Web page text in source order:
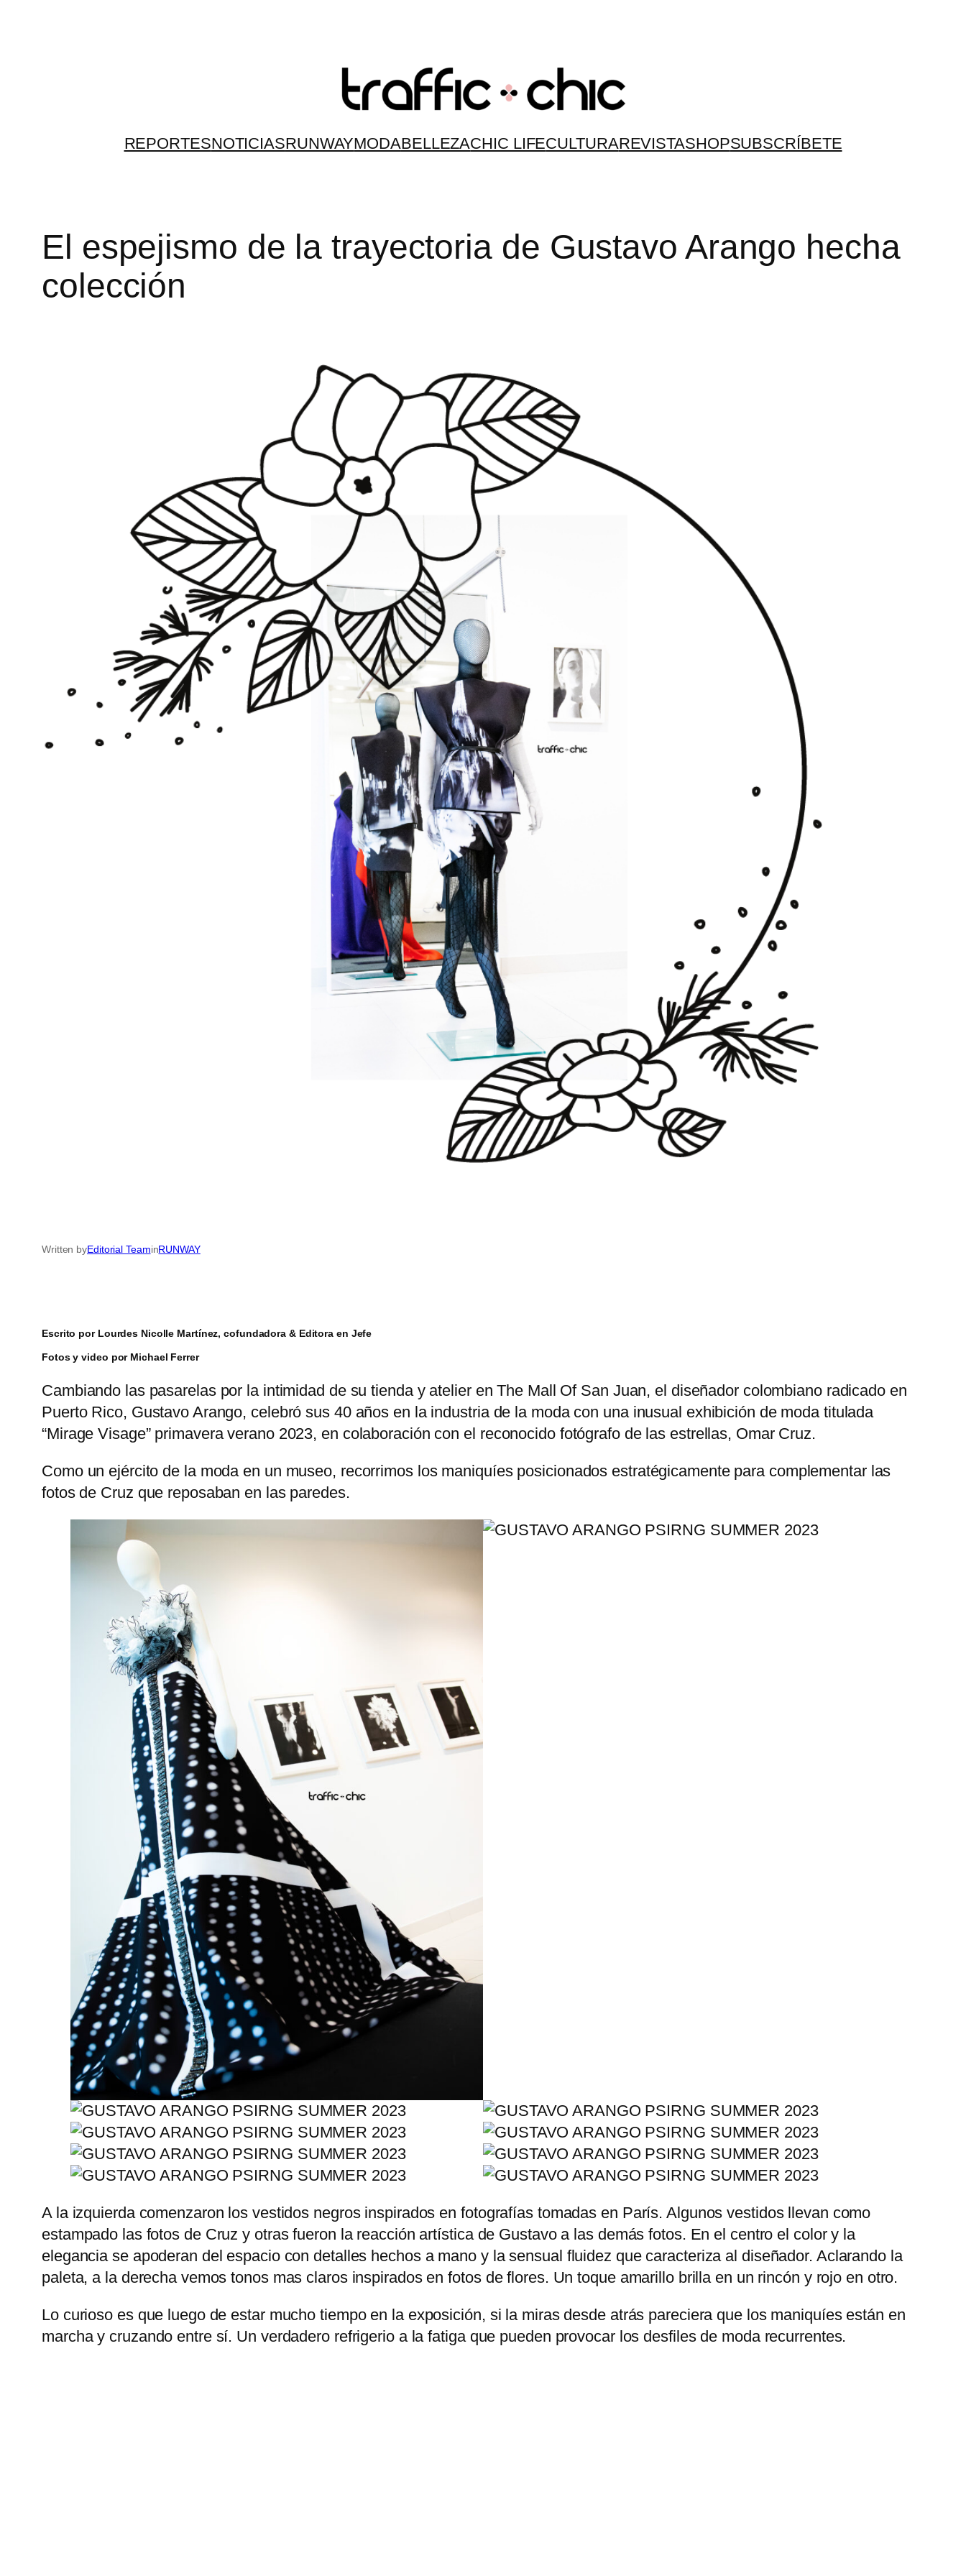
REPORTESNOTICIASRUNWAYMODABELLEZACHIC LIFECULTURAREVISTASHOPSUBSCRÍBETE
El espejismo de la trayectoria de Gustavo Arango hecha
colección
Written byEditorial TeaminRUNWAY
Escrito por Lourdes Nicolle Martínez, cofundadora & Editora en Jefe
Fotos y video por Michael Ferrer
Cambiando las pasarelas por la intimidad de su tienda y atelier en The Mall Of San Juan, el diseñador colombiano radicado en
Puerto Rico, Gustavo Arango, celebró sus 40 años en la industria de la moda con una inusual exhibición de moda titulada
“Mirage Visage” primavera verano 2023, en colaboración con el reconocido fotógrafo de las estrellas, Omar Cruz.
Como un ejército de la moda en un museo, recorrimos los maniquíes posicionados estratégicamente para complementar las
fotos de Cruz que reposaban en las paredes.
A la izquierda comenzaron los vestidos negros inspirados en fotografías tomadas en París. Algunos vestidos llevan como
estampado las fotos de Cruz y otras fueron la reacción artística de Gustavo a las demás fotos. En el centro el color y la
elegancia se apoderan del espacio con detalles hechos a mano y la sensual fluidez que caracteriza al diseñador. Aclarando la
paleta, a la derecha vemos tonos mas claros inspirados en fotos de flores. Un toque amarillo brilla en un rincón y rojo en otro.
Lo curioso es que luego de estar mucho tiempo en la exposición, si la miras desde atrás pareciera que los maniquíes están en
marcha y cruzando entre sí. Un verdadero refrigerio a la fatiga que pueden provocar los desfiles de moda recurrentes.